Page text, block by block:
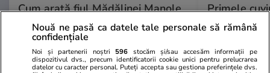
Cum arată fiul Mădălinei Manole
la 17 ani! Fratele regretatei
artiste a publicat o fotografie în
premieră cu Petru Mircea Jr.
Primele
Rares
Andreea
comentat
Nouă ne pasă ca datele tale personale să rămână
confidențiale
Noi și partenerii noștri 596 stocăm și/sau accesăm informații pe
dispozitivul dvs., precum identificatorii cookie unici pentru prelucrarea
datelor cu caracter personal. Puteți accepta sau gestiona preferințele dvs.